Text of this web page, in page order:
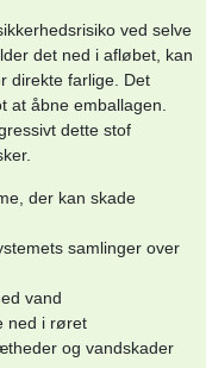
ved selve
det ned i afløbet, kan
direkte farlige. Det
at åbne emballagen.
dette stof
der kan skade
samlinger over
vand
ned i røret
og vandskader